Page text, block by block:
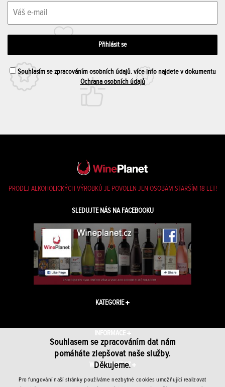
Souhlasím se zpracováním osobních údajů. více info najdete v dokumentu
Ochrana osobních údajů
PRODEJ ALKOHOLICKÝCH VÝROBKŮ JE POVOLEN JEN OSOBÁM STARŠÍM 18 LET!
SLEDUJTE NÁS NA FACEBOOKU
KATEGORIE
INFORMACE
WINEPLANET.CZ
Souhlasem se zpracováním dat nám
pomáháte zlepšovat naše služby.
Děkujeme.
Pro fungování naší stránky používáme nezbytné cookies umožňující realizovat